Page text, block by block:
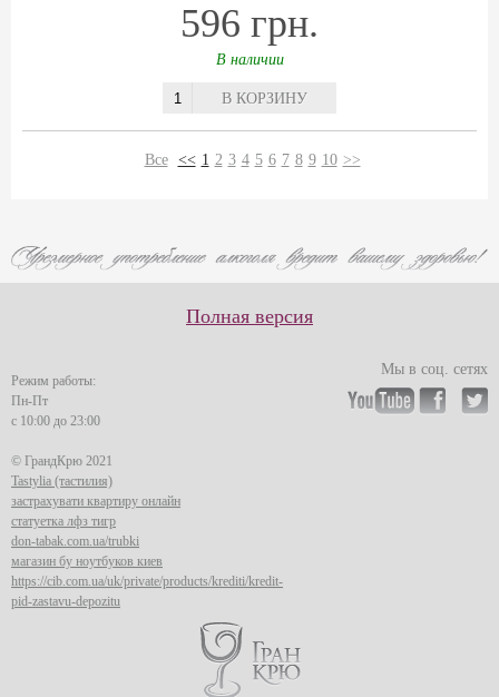
596 грн.
В наличии
В КОРЗИНУ
Все << 1 2 3 4 5 6 7 8 9 10 >>
Полная версия
Режим работы:
Пн-Пт
с 10:00 до 23:00
© ГрандКрю 2021
Tastylia (тастилия)
застрахувати квартиру онлайн
статуетка лфз тигр
don-tabak.com.ua/trubki
магазин бу ноутбуков киев
https://cib.com.ua/uk/private/products/krediti/kredit-
pid-zastavu-depozitu
Мы в соц. сетях